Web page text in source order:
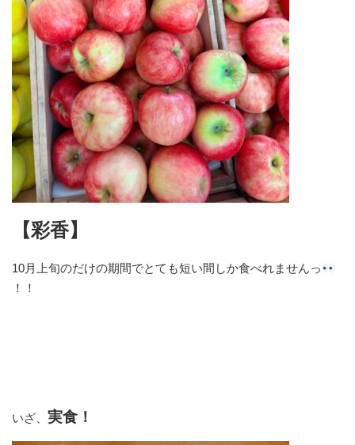
【彩香】
10月上旬のだけの期間でとても短い間しか食べれませんっ
！！
いざ、 実食！